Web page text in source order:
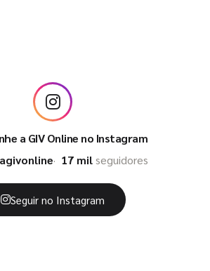
a GIV Online no Instagram
17 milseguidores
Seguir no Instagram